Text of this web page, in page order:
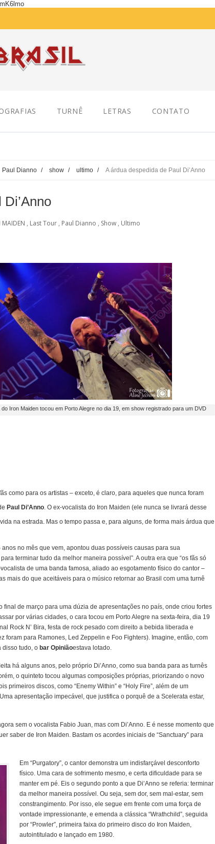
TURNÊ LETRAS CONTATO
Paul Dianno / show / ultimo / A árdua despedida de Paul Di’Anno
MAIDEN , Last Tour , Paul Dianno , Show , Ultimo
Iron Maiden tocou em Porto Alegre no dia 19, em show registrado para um DVD
como para os artistas – exceto, é claro, para aqueles que nunca foram
Paul Di’Anno. O ex-vocalista do Iron Maiden (ele nunca se livrará desse
na estrada. Mas o tempo passa e, para alguns, de forma mais árdua que
no mês que vem, apontou duas possíveis causas para sua
terminar tudo da melhor maneira possível”. A outra era que “os fãs só
de uma banda famosa, aliado ao esgotamento físico do cantor –
mais do que aceitáveis para o músico retornar ao Brasil com uma turnê
final de março para uma dúzia de apresentações no país, onde criou fortes
por várias cidades, o cara tocou em Porto Alegre na sexta-feira, dia 19
Rock N’ Bira, festa de rock pesado com direito a bebida liberada e
foram para Ramones, Led Zeppelin e Foo Fighters). Imagine, então, com
disso tudo, o bar Opiniãoestava lotado.
há alguns anos, pelo próprio Di’Anno, como sua banda para as turnês
o quinteto tocou algumas composições próprias, priorizando o novo
primeiros discos, como “Enemy Within” e “Holy Fire”, além de um
apresentação impecável, que justifica o porquê de a Scelerata estar,
sem o vocalista Fabio Juan, mas com Di’Anno. E é nesse momento que
saber de Iron Maiden. Bastam os acordes iniciais de “Sanctuary” para
Em “Purgatory”, o cantor demonstra um indisfarçável desconforto
físico. Uma cara de sofrimento mesmo, e certa dificuldade para se
manter em pé. Eis o segundo ponto a que Di’Anno se referia: terminar
da melhor maneira possível. Ou seja, sem dor, sem mal-estar, sem
constrangimento. Por isso, ele segue em frente com uma força de
vontade impressionante, e emenda a clássica “Wrathchild”, seguida
por “Prowler”, primeira faixa do primeiro disco do Iron Maiden,
autointitulado e lançado em 1980.